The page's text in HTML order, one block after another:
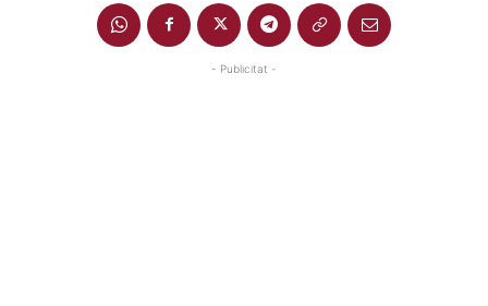
- Publicitat -